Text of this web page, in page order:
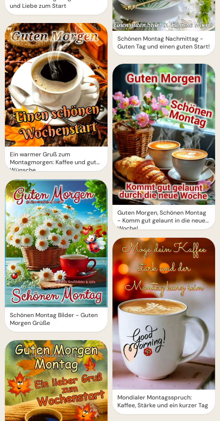
und Liebe zum Start
Ein warmer Gruß zum
Montagmorgen: Kaffee und gute
Wünsche
Schönen Montag Bilder - Guten
Morgen Grüße
Schönen Montag Nachmittag -
Guten Tag und einen guten Start!
Guten Morgen, Schönen Montag
- Komm gut gelaunt in die neue
Woche!
Mondialer Montagsspruch:
Kaffee, Stärke und ein kurzer Tag